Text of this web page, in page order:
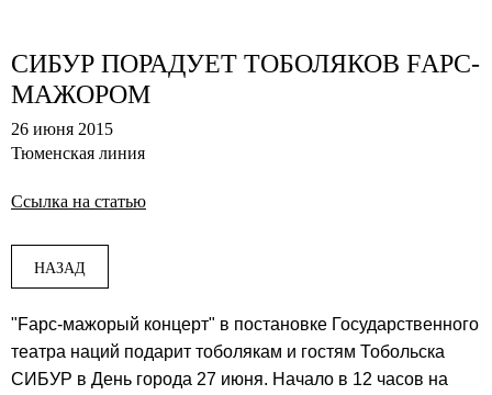
СИБУР ПОРАДУЕТ ТОБОЛЯКОВ FАРС-
МАЖОРОМ
26 июня 2015
Тюменская линия
Ссылка на статью
НАЗАД
"Fарс-мажорый концерт" в постановке Государственного
театра наций подарит тоболякам и гостям Тобольска
СИБУР в День города 27 июня. Начало в 12 часов на